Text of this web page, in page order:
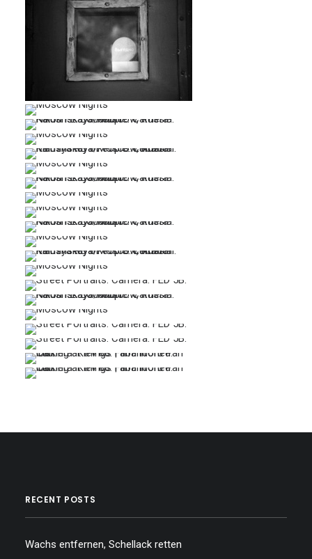
…
…
…
…
…
…
…
…
RECENT POSTS
Wachs entfernen, Schellack retten